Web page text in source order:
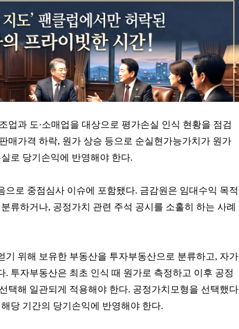
이환주
[관련 기사]
이준호
[관련 기사]
손흥민
업과 도·소매업을 대상으로 평가손실 인식 현황을 점검
매가격 하락, 원가 상승 등으로 순실현가능가치가 원가
로 당기손익에 반영해야 한다.
으로 중점심사 이슈에 포함됐다. 금감원은 임대수익 목적
류하거나, 공정가치 관련 주석 공시를 소홀히 하는 사례
기 위해 보유한 부동산을 투자부동산으로 분류하고, 자가
투자부동산은 최초 인식 때 원가로 측정하고 이후 공정
택해 일관되게 적용해야 한다. 공정가치모형을 선택했다
당 기간의 당기손익에 반영해야 한다.